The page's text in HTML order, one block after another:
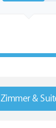
Zimmer &